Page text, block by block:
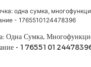
Одна Сумка,
-